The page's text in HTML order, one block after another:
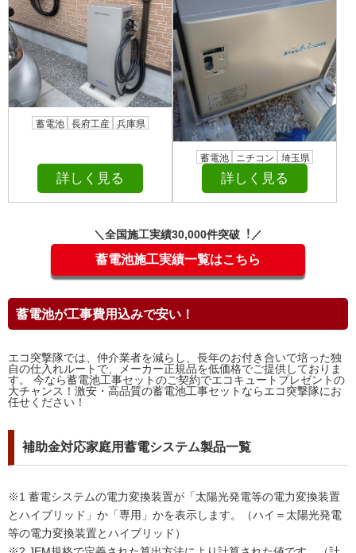
蓄電池 長府工産 兵庫県
詳しく見る
蓄電池 ニチコン 埼玉県
詳しく見る
＼全国施⼯実績30,000件突破︕／
蓄電池施工実績一覧はこちら
蓄電池が工事費用込みで安い！
エコ突撃隊では、仲介業者を減らし、長年のお付き合いで培った独
自の仕入れルートで、メーカー正規品を低価格でご提供しておりま
す。 今なら蓄電池工事セットのご契約でエコキュートプレゼントの
大チャンス！激安・高品質の蓄電池工事セットならエコ突撃隊にお
任せください！
補助金対応家庭用蓄電システム製品一覧
※1 蓄電システムの電力変換装置が「太陽光発電等の電力変換装置
とハイブリッド」か「専用」かを表示します。（ハイ＝太陽光発電
等の電力変換装置とハイブリッド）